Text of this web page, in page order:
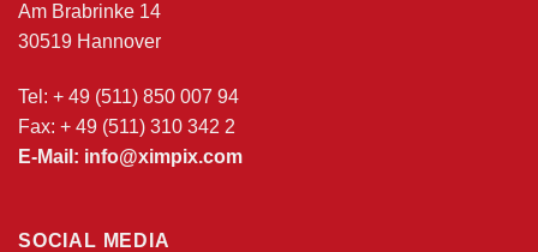
Am Brabrinke 14
30519 Hannover
Tel: + 49 (511) 850 007 94
Fax: + 49 (511) 310 342 2
E-Mail: info@ximpix.com
SOCIAL MEDIA